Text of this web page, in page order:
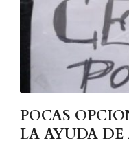
POCAS
LA AYUDA